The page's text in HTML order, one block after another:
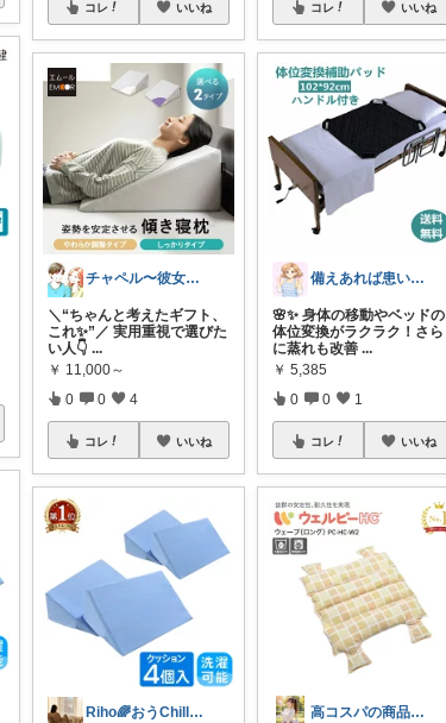
コレ いいね
チャペル〜彼女と僕のかわいいモノ探し〜
＼“ちゃんと考えたギフト、
これ✨”／ 実用重視で選びた
い人👇...
￥ 11,000～
0 0 4
コレ いいね
Riho🌈おうChill★グッズ
コレ いいね
備えあれば患いなし毎日をhibihapi
🌸✨ 身体の移動やベッドの
体位変換がラクラク！さら
に蒸れも改善 ...
￥ 5,385
0 0 1
コレ いいね
高コスパの商品を紹介します✨